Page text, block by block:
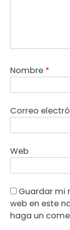
Nombre *
Correo
Web
Guardar mi
web en este
haga un